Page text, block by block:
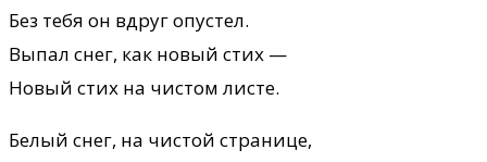
Без тебя он вдруг опустел.
Выпал снег, как новый стих —
Новый стих на чистом листе.
Белый снег, на чистой странице,